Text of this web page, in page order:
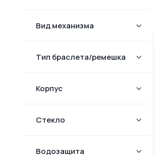
Вид механизма
Тип браслета/ремешка
Корпус
Стекло
Водозащита